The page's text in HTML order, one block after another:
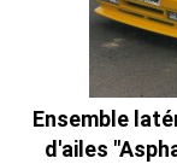
Ensemble
d'ailes